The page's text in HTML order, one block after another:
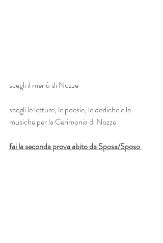
scegli il menù di Nozze
scegli le letture, le poesie, le dediche e le
musiche per la Cerimonia di Nozze
fai la seconda prova abito da Sposa/Sposo